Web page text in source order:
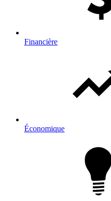
Financière
Économique